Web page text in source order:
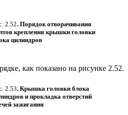
2.52. Порядок отворачивания
крепления крышки головки
цилиндров
как показано на рисунке 2.52.
2.53. Крышка головки блока
и прокладка отверстий
зажигания